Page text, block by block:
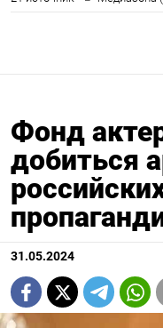
Фонд
добиться
31.05.2024